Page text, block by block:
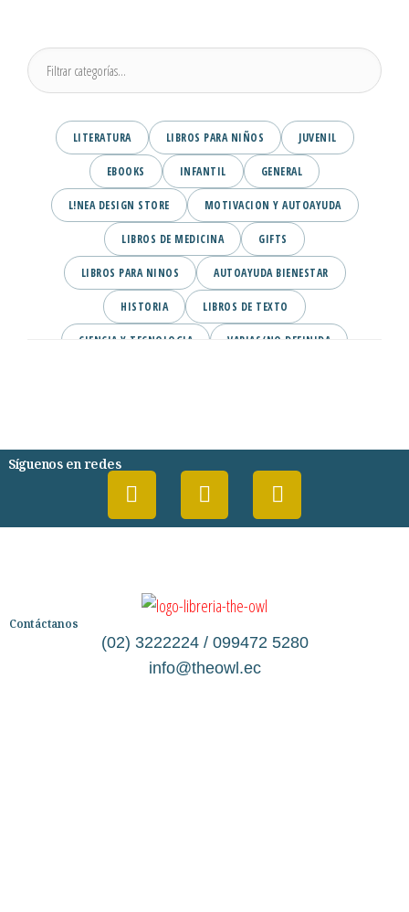
LITERATURA LIBROS PARA NIÑOS JUVENIL
EBOOKS INFANTIL GENERAL
L!NEA DESIGN STORE MOTIVACION Y AUTOAYUDA
LIBROS DE MEDICINA GIFTS
LIBROS PARA NINOS AUTOAYUDA BIENESTAR
HISTORIA LIBROS DE TEXTO
CIENCIA Y TECNOLOGIA VARIAS/NO DEFINIDA
Síguenos en redes
Contáctanos
(02) 3222224 / 099472 5280
info@theowl.ec